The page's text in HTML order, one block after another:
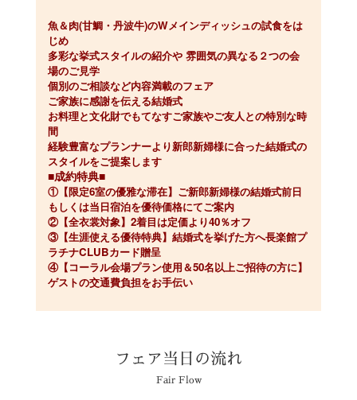
魚＆肉(甘鯛・丹波牛)のWメインディッシュの試食をは
じめ
多彩な挙式スタイルの紹介や 雰囲気の異なる２つの会
場のご見学
個別のご相談など内容満載のフェア
ご家族に感謝を伝える結婚式
お料理と文化財でもてなすご家族やご友人との特別な時
間
経験豊富なプランナーより新郎新婦様に合った結婚式の
スタイルをご提案します
■成約特典■
①【限定6室の優雅な滞在】ご新郎新婦様の結婚式前日
もしくは当日宿泊を優待価格にてご案内
②【全衣裳対象】2着目は定価より40％オフ
③【生涯使える優待特典】結婚式を挙げた方へ長楽館プ
ラチナCLUBカード贈呈
④【コーラル会場プラン使用＆50名以上ご招待の方に】
ゲストの交通費負担をお手伝い
フェア当日の流れ
Fair Flow